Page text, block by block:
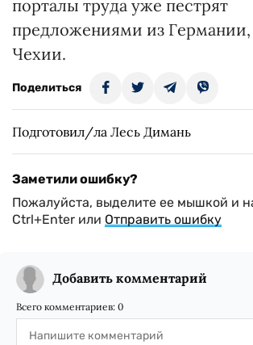
порталы труда уже пестрят
предложениями из
Чехии.
Поделиться
Подготовил/ла Лесь Димань
Заметили ошибку?
Пожалуйста, выделите ее мышкой и
Ctrl+Enter или Отправить ошибку
Добавить комментарий
Всего комментариев: 0